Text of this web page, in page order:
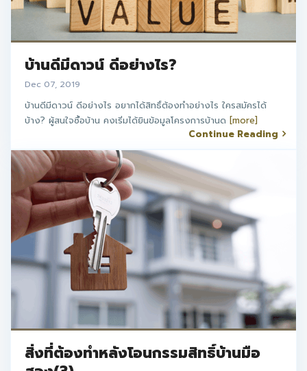
บ้านดีมีดาวน์ ดีอย่างไร?
Dec 07, 2019
บ้านดีมีดาวน์ ดีอย่างไร อยากได้สิทธิ์ต้องทำอย่างไร ใครสมัครได้
บ้าง? ผู้สนใจซื้อบ้าน คงเริ่มได้ยินข้อมูลโครงการบ้านด [more]
Continue Reading
สิ่งที่ต้องทำหลังโอนกรรมสิทธิ์บ้านมือ